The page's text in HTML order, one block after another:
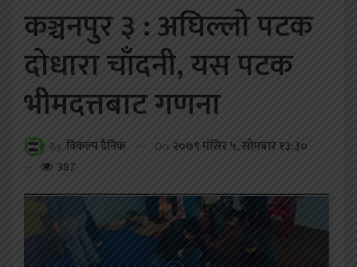
कञ्चनपुर ३ : अघिल्लो पटक
दोधारा चाँदनी, यस पटक
भीमदत्तबाट गणना
By विकल्प दैनिक On २०७९ मंसिर ५, सोमबार १३:३०
387